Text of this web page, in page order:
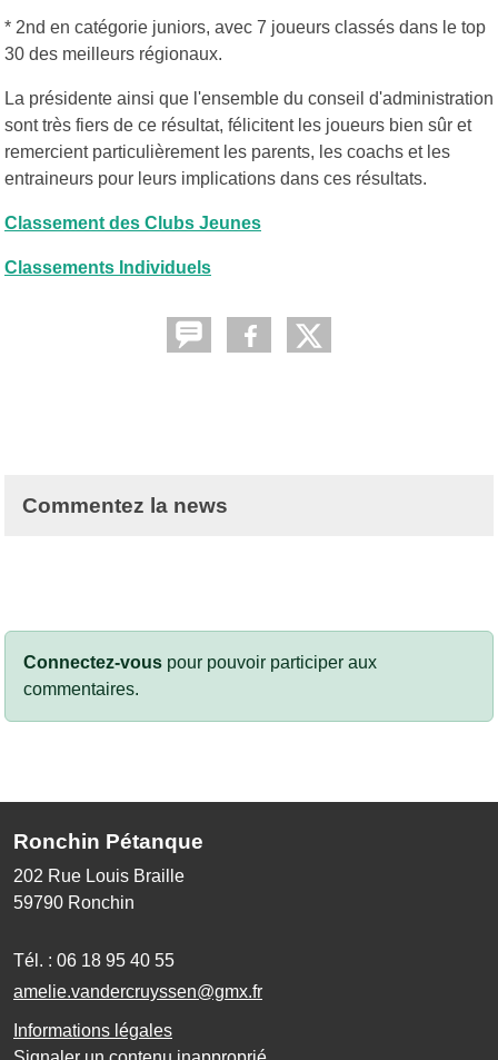
* 2nd en catégorie juniors, avec 7 joueurs classés dans le top
30 des meilleurs régionaux.
La présidente ainsi que l'ensemble du conseil d'administration
sont très fiers de ce résultat, félicitent les joueurs bien sûr et
remercient particulièrement les parents, les coachs et les
entraineurs pour leurs implications dans ces résultats.
Classement des Clubs Jeunes
Classements Individuels
Commentez la news
Connectez-vous pour pouvoir participer aux
commentaires.
Ronchin Pétanque
202 Rue Louis Braille
59790 Ronchin
Tél. : 06 18 95 40 55
amelie.vandercruyssen@gmx.fr
Informations légales